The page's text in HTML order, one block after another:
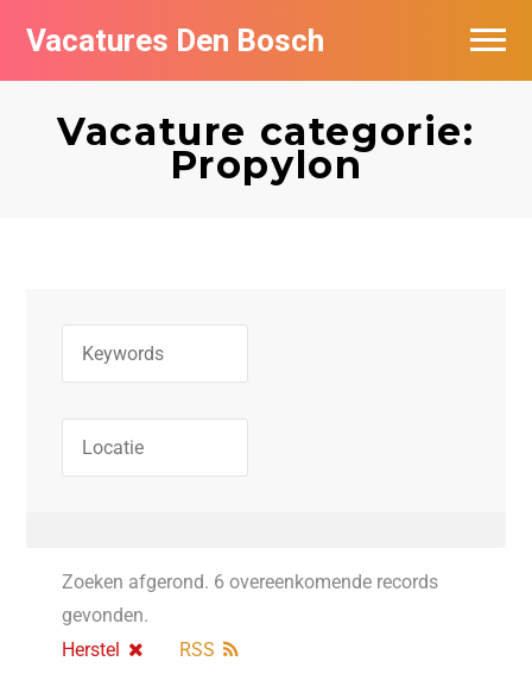
Vacatures Den Bosch
Vacature categorie:
Propylon
Zoeken afgerond. 6 overeenkomende records
gevonden.
Herstel
RSS
Vacatures per bedrijf in Den Bosch
De populairste vacatures in Den Bosch